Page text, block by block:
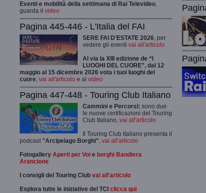
Eventi e mobilità della settimana di Rai Televideo,
guarda il video
Pagina 445-446 - L'Italia del FAI
SERE FAI D’ESTATE 2026, per
vedere gli eventi vai all'articolo
Al via la XIII edizione de “I
LUOGHI DEL CUORE”, dal 12
maggio al 15 dicembre 2026 vota i tuoi luoghi del
cuore, vai all'articolo e al video
Pagina 447-448 - Touring Club Italiano
Cammini e Percorsi: sono due
le nuove certificazioni del Touring
Club Italiano, vai all'articolo
Il Touring Club Italiano presenta il
podcast "Arcipelago Borghi", vai all'articolo
Fotogallery Aperti per Voi e borghi Bandiera
Arancione
I consigli del Touring Club vai all'articolo
Esplora tutte le iniziative del TCI clicca qui